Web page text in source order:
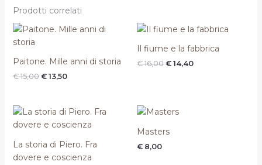
Prodotti correlati
Paitone. Mille anni di storia
€15,00
Il
€ 15,00.
€13,50
Il
€ 13,50.
Il fiume e la fabbrica
€16,00
Il
originale
€ 16,00.
€ 14,40
Il
attuale
€ 14,40.
La storia di Piero. Fra
dovere e coscienza
Il
originale
€ 17,00.
Il
attuale
€ 15,30.
Masters
€ 8,00